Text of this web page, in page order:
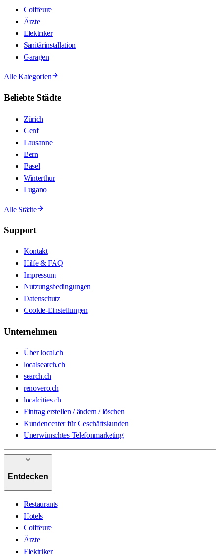
Coiffeure
Ärzte
Elektriker
Sanitärinstallation
Garagen
Alle Kategorien
Beliebte Städte
Zürich
Genf
Lausanne
Bern
Basel
Winterthur
Lugano
Alle Städte
Support
Kontakt
Hilfe & FAQ
Impressum
Nutzungsbedingungen
Datenschutz
Cookie-Einstellungen
Unternehmen
Über local.ch
localsearch.ch
search.ch
renovero.ch
localcities.ch
Eintrag erstellen / ändern / löschen
Kundencenter für Geschäftskunden
Unerwünschtes Telefonmarketing
Entdecken
Restaurants
Hotels
Coiffeure
Ärzte
Elektriker